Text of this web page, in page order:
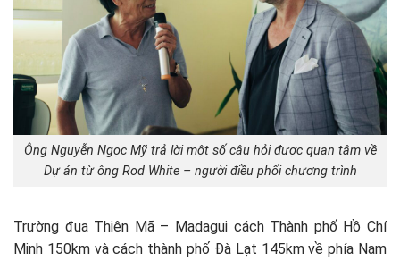
Ông Nguyễn Ngọc Mỹ trả lời một số câu hỏi được quan tâm về
Dự án từ ông Rod White – người điều phối chương trình
Trường đua Thiên Mã – Madagui cách Thành phố Hồ Chí
Minh 150km và cách thành phố Đà Lạt 145km về phía Nam